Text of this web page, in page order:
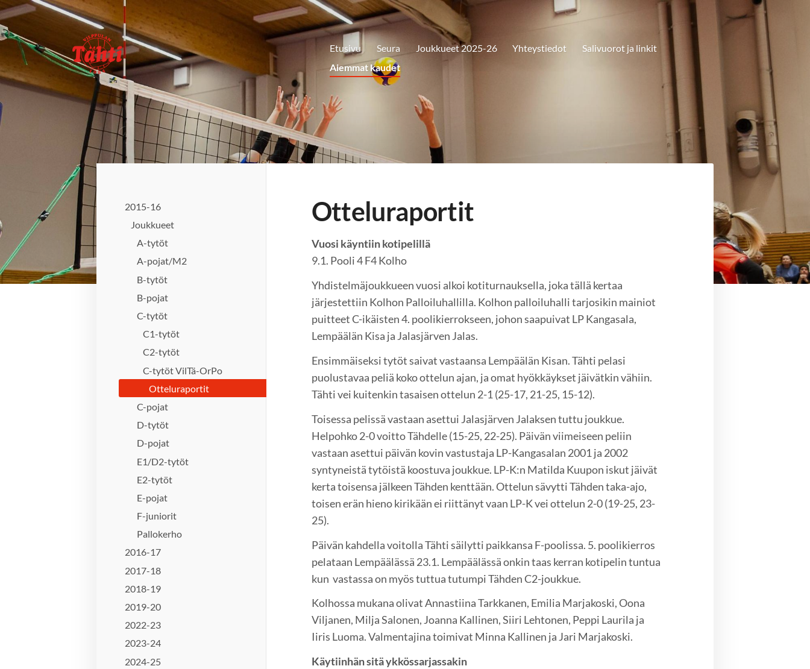
Siirry
sivun
sisältöön
Vilppulan Tähti ry
Etusivu Seura Joukkueet 2025-26 Yhteystiedot
Salivuorot ja linkit
Aiemmat kaudet
2015-16
Joukkueet
A-tytöt
A-pojat/M2
B-tytöt
B-pojat
C-tytöt
C1-tytöt
C2-tytöt
C-tytöt VilTä-OrPo
Otteluraportit
C-pojat
D-tytöt
D-pojat
E1/D2-tytöt
E2-tytöt
E-pojat
F-juniorit
Pallokerho
2016-17
2017-18
2018-19
2019-20
2022-23
2023-24
2024-25
Otteluraportit
Vuosi käyntiin kotipelillä
9.1. Pooli 4 F4 Kolho
Yhdistelmäjoukkueen vuosi alkoi kotiturnauksella, joka tällä kertaa
järjestettiin Kolhon Palloiluhallilla. Kolhon palloiluhalli tarjosikin mainiot
puitteet C-ikäisten 4. poolikierrokseen, johon saapuivat LP Kangasala,
Lempäälän Kisa ja Jalasjärven Jalas.
Ensimmäiseksi tytöt saivat vastaansa Lempäälän Kisan. Tähti pelasi
puolustavaa peliä koko ottelun ajan, ja omat hyökkäykset jäivätkin vähiin.
Tähti vei kuitenkin tasaisen ottelun 2-1 (25-17, 21-25, 15-12).
Toisessa pelissä vastaan asettui Jalasjärven Jalaksen tuttu joukkue.
Helpohko 2-0 voitto Tähdelle (15-25, 22-25). Päivän viimeiseen peliin
vastaan asettui päivän kovin vastustaja LP-Kangasalan 2001 ja 2002
syntyneistä tytöistä koostuva joukkue. LP-K:n Matilda Kuupon iskut jäivät
kerta toisensa jälkeen Tähden kenttään. Ottelun sävytti Tähden taka-ajo,
toisen erän hieno kirikään ei riittänyt vaan LP-K vei ottelun 2-0 (19-25, 23-
25).
Päivän kahdella voitolla Tähti säilytti paikkansa F-poolissa. 5. poolikierros
pelataan Lempäälässä 23.1. Lempäälässä onkin taas kerran kotipelin tuntua
kun vastassa on myös tuttua tutumpi Tähden C2-joukkue.
Kolhossa mukana olivat Annastiina Tarkkanen, Emilia Marjakoski, Oona
Viljanen, Milja Salonen, Joanna Kallinen, Siiri Lehtonen, Peppi Laurila ja
Iiris Luoma. Valmentajina toimivat Minna Kallinen ja Jari Marjakoski.
Käytiinhän sitä ykkössarjassakin